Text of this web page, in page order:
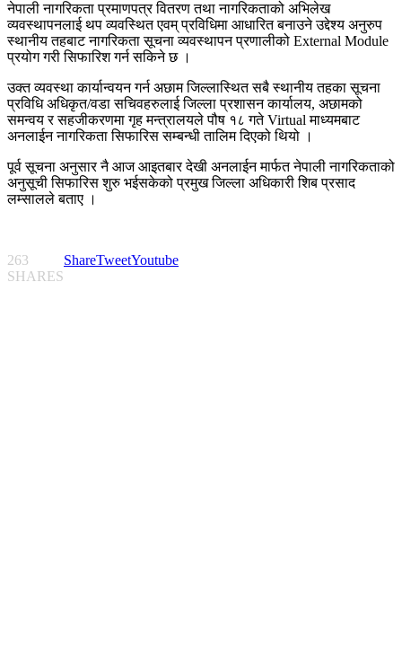
नेपाली नागरिकता प्रमाणपत्र वितरण तथा नागरिकताको अभिलेख
व्यवस्थापनलाई थप व्यवस्थित एवम् प्रविधिमा आधारित बनाउने उद्देश्य अनुरुप
स्थानीय तहबाट नागरिकता सूचना व्यवस्थापन प्रणालीको External Module
प्रयोग गरी सिफारिश गर्न सकिने छ ।
उक्त व्यवस्था कार्यान्वयन गर्न अछाम जिल्लास्थित सबै स्थानीय तहका सूचना
प्रविधि अधिकृत/वडा सचिवहरुलाई जिल्ला प्रशासन कार्यालय, अछामको
समन्वय र सहजीकरणमा गृह मन्त्रालयले पौष १८ गते Virtual माध्यमबाट
अनलाईन नागरिकता सिफारिस सम्बन्धी तालिम दिएको थियो ।
पूर्व सूचना अनुसार नै आज आइतबार देखी अनलाईन मार्फत नेपाली नागरिकताको
अनुसूची सिफारिस शुरु भईसकेको प्रमुख जिल्ला अधिकारी शिब प्रसाद
लम्सालले बताए ।
263
SHARES
ShareTweetYoutube